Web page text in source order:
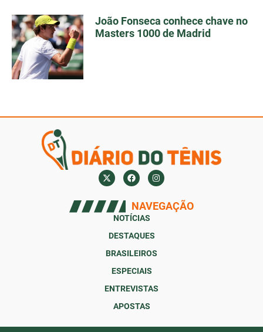
João Fonseca conhece chave no
Masters 1000 de Madrid
NAVEGAÇÃO
NOTÍCIAS
DESTAQUES
BRASILEIROS
ESPECIAIS
ENTREVISTAS
APOSTAS